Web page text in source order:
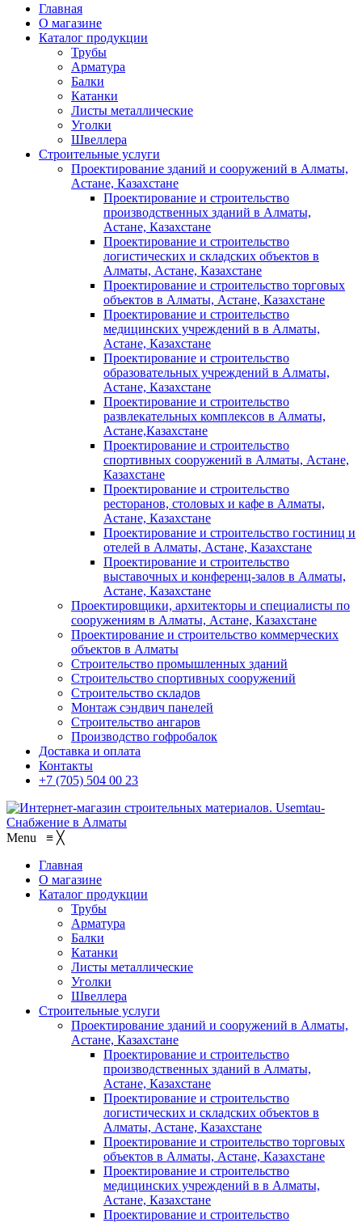
Главная
О магазине
Каталог продукции
Трубы
Арматура
Балки
Катанки
Листы металлические
Уголки
Швеллера
Строительные услуги
Проектирование зданий и сооружений в Алматы,
Астане, Казахстане
Проектирование и строительство
производственных зданий в Алматы,
Астане, Казахстане
Проектирование и строительство
логистических и складских объектов в
Алматы, Астане, Казахстане
Проектирование и строительство торговых
объектов в Алматы, Астане, Казахстане
Проектирование и строительство
медицинских учреждений в в Алматы,
Астане, Казахстане
Проектирование и строительство
образовательных учреждений в Алматы,
Астане, Казахстане
Проектирование и строительство
развлекательных комплексов в Алматы,
Астане,Казахстане
Проектирование и строительство
спортивных сооружений в Алматы, Астане,
Казахстане
Проектирование и строительство
ресторанов, столовых и кафе в Алматы,
Астане, Казахстане
Проектирование и строительство гостиниц и
отелей в Алматы, Астане, Казахстане
Проектирование и строительство
выставочных и конференц-залов в Алматы,
Астане, Казахстане
Проектировщики, архитекторы и специалисты по
сооружениям в Алматы, Астане, Казахстане
Проектирование и строительство коммерческих
объектов в Алматы
Строительство промышленных зданий
Строительство спортивных сооружений
Строительство складов
Монтаж сэндвич панелей
Строительство ангаров
Производство гофробалок
Доставка и оплата
Контакты
+7 (705) 504 00 23
Menu ≡ ╳
Главная
О магазине
Каталог продукции
Трубы
Арматура
Балки
Катанки
Листы металлические
Уголки
Швеллера
Строительные услуги
Проектирование зданий и сооружений в Алматы,
Астане, Казахстане
Проектирование и строительство
производственных зданий в Алматы,
Астане, Казахстане
Проектирование и строительство
логистических и складских объектов в
Алматы, Астане, Казахстане
Проектирование и строительство торговых
объектов в Алматы, Астане, Казахстане
Проектирование и строительство
медицинских учреждений в в Алматы,
Астане, Казахстане
Проектирование и строительство